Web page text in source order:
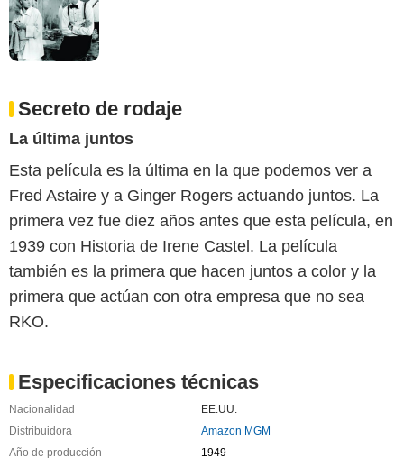
Secreto de rodaje
La última juntos
Esta película es la última en la que podemos ver a
Fred Astaire y a Ginger Rogers actuando juntos. La
primera vez fue diez años antes que esta película, en
1939 con Historia de Irene Castel. La película
también es la primera que hacen juntos a color y la
primera que actúan con otra empresa que no sea
RKO.
Especificaciones técnicas
Nacionalidad
EE.UU.
Distribuidora
Amazon MGM
Año de producción
1949